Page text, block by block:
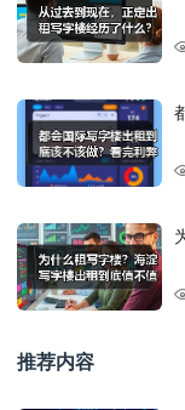
推荐内容